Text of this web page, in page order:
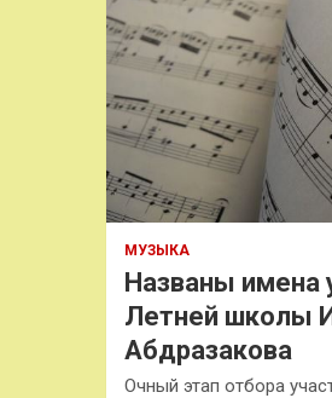
МУЗЫКА
Названы имена
Летней школы
Абдразакова
Очный этап отбора